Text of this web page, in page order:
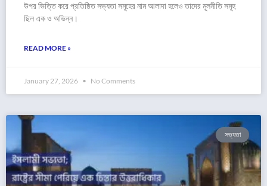
উপর ভিত্তি করে প্রতিষ্ঠিত সভ্যতা সমূহের নাম আলাদা হলেও তাদের মূলনীতি সমূহ
ছিল এক ও অভিন্ন।
READ MORE »
January 27, 2026 No Comments
সভ্যতা